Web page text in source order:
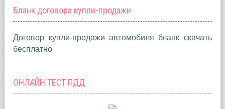
Бланк договора купли-продажи
Договор купли-продажи автомобиля бланк скачать
бесплатно
ОНЛАЙН ТЕСТ ПДД